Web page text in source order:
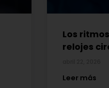
Los
relojes
Leer más